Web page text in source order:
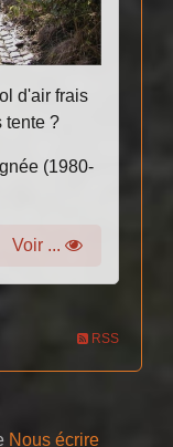
d'air frais
tente ?
(1980-
Voir ...
RSS
Nous écrire